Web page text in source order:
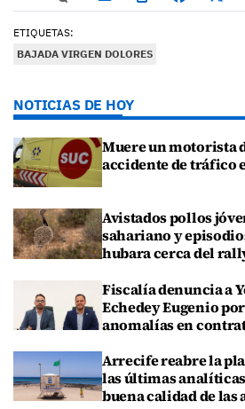
ETIQUETAS:
BAJADA VIRGEN DOLORES
NOTICIAS DE HOY
Muere un motorista
accidente de tráfico
Avistados pollos
sahariano y
hubara cerca del
Fiscalía denuncia a
Echedey Eugenio
anomalías en
Arrecife reabre la
las últimas
buena calidad de las